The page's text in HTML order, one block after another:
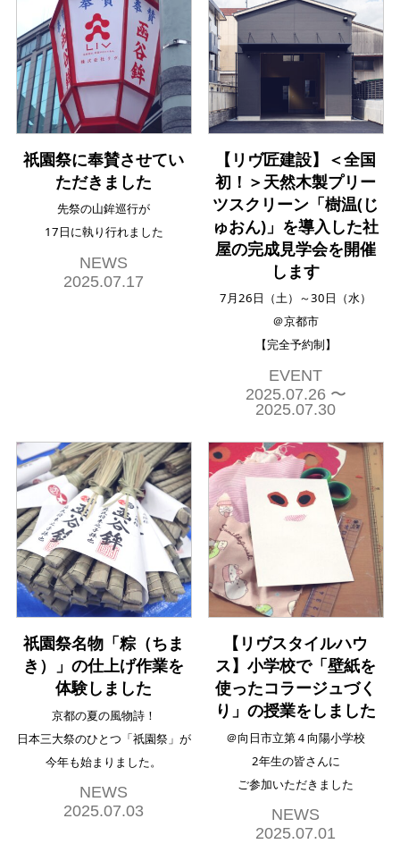
祇園祭に奉賛させてい
ただきました
先祭の山鉾巡行が
17日に執り行れました
NEWS
2025.07.17
【リヴ匠建設】＜全国
初！＞天然木製プリー
ツスクリーン「樹温(じ
ゅおん)」を導入した社
屋の完成見学会を開催
します
7月26日（土）～30日（水）
＠京都市
【完全予約制】
EVENT
2025.07.26 〜
2025.07.30
祇園祭名物「粽（ちま
き）」の仕上げ作業を
体験しました
京都の夏の風物詩！
日本三大祭のひとつ「祇園祭」が
今年も始まりました。
NEWS
2025.07.03
【リヴスタイルハウ
ス】小学校で「壁紙を
使ったコラージュづく
り」の授業をしました
＠向日市立第４向陽小学校
2年生の皆さんに
ご参加いただきました
NEWS
2025.07.01